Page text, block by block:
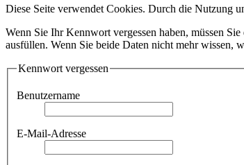
Diese Seite verwendet Cookies. Durch die Nutzung
Wenn Sie Ihr Kennwort vergessen haben, müssen
ausfüllen. Wenn Sie beide Daten nicht mehr wissen,
Kennwort vergessen
Benutzername
E-Mail-Adresse